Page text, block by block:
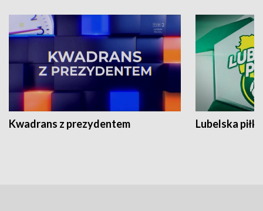
Kwadrans z prezydentem Lubelska piłka